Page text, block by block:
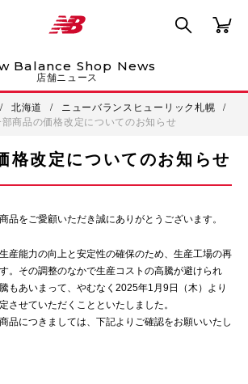
Balance Shop News
店舗ニュース
/ 北海道 / ニューバランスヒューリック札幌
/
商品の価格改定についてのお知らせ
格改定についてのお知らせ
品をご愛顧いただき誠にありがとうございます。
産能力の向上と安定性の確保のため、生産工場の再
。その調整のなかで生産コストの高騰が避けられ
もあいまって、やむなく2025年1月9日（木）より
させていただくことといたしました。
品につきましては、下記よりご確認をお願いいたし